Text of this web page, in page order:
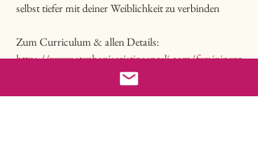
selbst tiefer mit deiner Weiblichkeit zu verbinden
Zum Curriculum & allen Details:
https://www.stephaniecristinaengeli.com/femininepr